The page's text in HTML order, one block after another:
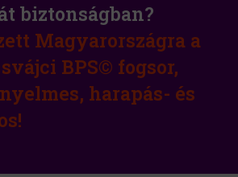
biztonságban?
Magyarországra a
BPS© fogsor,
harapás- és